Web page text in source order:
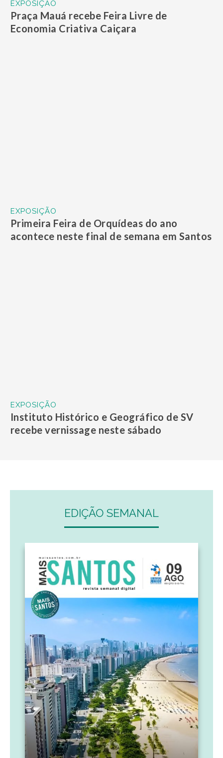
EXPOSIÇÃO
Praça Mauá recebe Feira Livre de
Economia Criativa Caiçara
EXPOSIÇÃO
Primeira Feira de Orquídeas do ano
acontece neste final de semana em Santos
EXPOSIÇÃO
Instituto Histórico e Geográfico de SV
recebe vernissage neste sábado
EDIÇÃO SEMANAL